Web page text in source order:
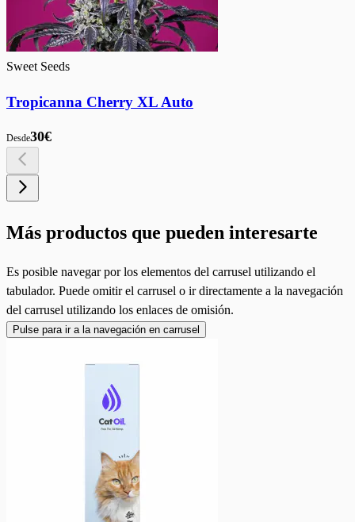
Sweet Seeds
Tropicanna Cherry XL Auto
Desde30€
Más productos que pueden interesarte
Es posible navegar por los elementos del carrusel utilizando el
tabulador. Puede omitir el carrusel o ir directamente a la navegación
del carrusel utilizando los enlaces de omisión.
Pulse para ir a la navegación en carrusel